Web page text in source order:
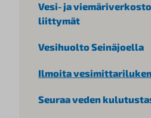
Vesi- ja
liittymät
Vesihuolto Seinäjoella
Ilmoita
Seuraa veden